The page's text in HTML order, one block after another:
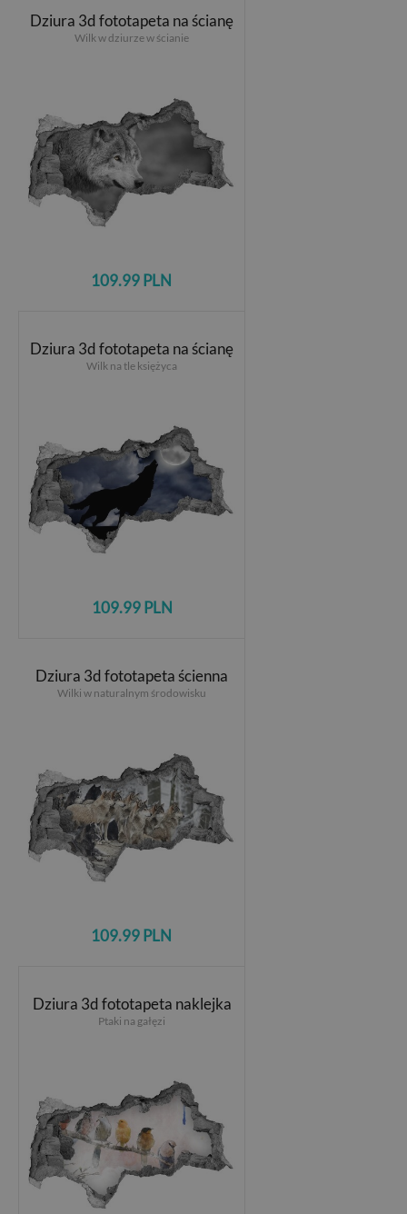
Dziura 3d fototapeta na ścianę
Wilk w dziurze w ścianie
109.99 PLN
Dziura 3d fototapeta na ścianę
Wilk na tle księżyca
109.99 PLN
Dziura 3d fototapeta ścienna
Wilki w naturalnym środowisku
109.99 PLN
Dziura 3d fototapeta naklejka
Ptaki na gałęzi